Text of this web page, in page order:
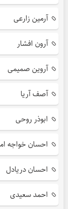
آرمین زارعی
آرون افشار
آروین صمیمی
آصف آریا
ابوذر روحی
احسان خواجه
احسان دریادل
احمد سعیدی